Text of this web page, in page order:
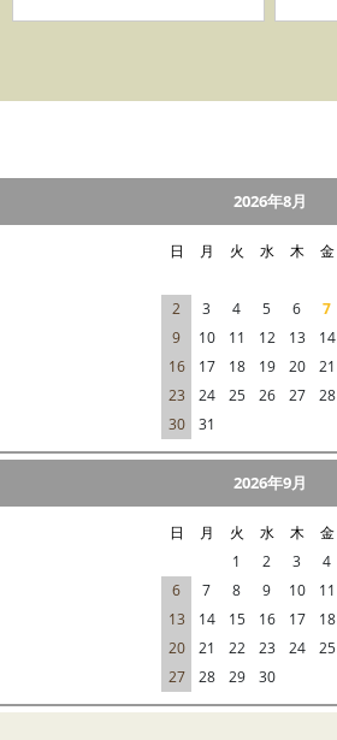
2026年8月
日 月 火 水 木 金
2
3 4 5 6 7
9
10 11 12 13 14
16
17 18 19 20 21
23
24 25 26 27 28
30
31
2026年9月
日 月 火 水 木 金
1
2 3 4
6
7 8 9 10 11
13
14 15 16 17 18
20
21 22 23 24 25
27
28 29 30